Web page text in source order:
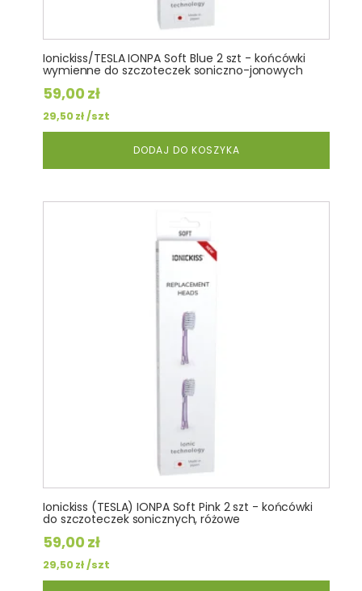
Ionickiss/TESLA IONPA Soft Blue 2 szt - końcówki
wymienne do szczoteczek soniczno-jonowych
59,00 zł
29,50zł/szt
DODAJ DO KOSZYKA
Ionickiss (TESLA) IONPA Soft Pink 2 szt - końcówki
do szczoteczek sonicznych, różowe
59,00 zł
29,50zł/szt